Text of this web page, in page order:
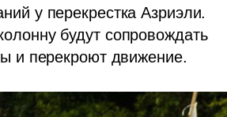
у перекрестка Азриэли.
будут сопровождать
и перекроют движение.